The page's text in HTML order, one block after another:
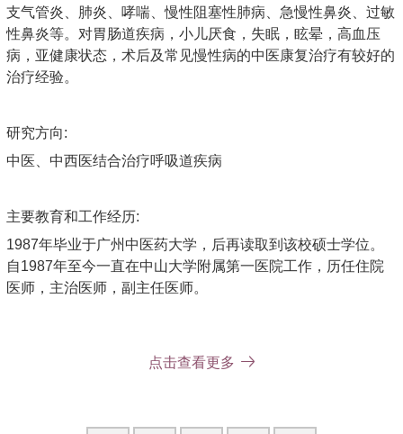
支气管炎、肺炎、哮喘、慢性阻塞性肺病、急慢性鼻炎、过敏
性鼻炎等。对胃肠道疾病，小儿厌食，失眠，眩晕，高血压
病，亚健康状态，术后及常见慢性病的中医康复治疗有较好的
治疗经验。
研究方向:
中医、中西医结合治疗呼吸道疾病
主要教育和工作经历:
1987年毕业于广州中医药大学，后再读取到该校硕士学位。
自1987年至今一直在中山大学附属第一医院工作，历任住院
医师，主治医师，副主任医师。
广东省中西医结合学会呼吸病专业委员会委员，广东省中西医
点击查看更多